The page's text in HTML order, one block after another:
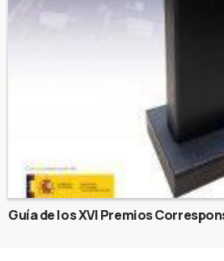
Guía de los XVI Premios